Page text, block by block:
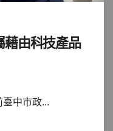
藉由科技產品
臺中市政...